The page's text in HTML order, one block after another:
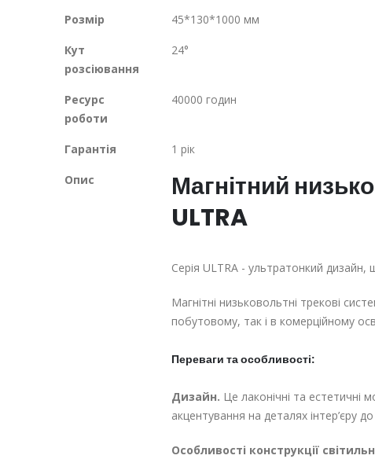
Розмір 45*130*1000 мм
Кут
розсіювання
24°
Ресурс
роботи
40000 годин
Гарантія 1 рік
Опис
Магнітний
ULTRA
Серія ULTRA - ультратонкий дизайн,
Магнітні низьковольтні трекові
побутовому, так і в комерційному
Переваги та особливості:
Дизайн. Це лаконічні та естетичні
акцентування на деталях інтер’єру
Особливості конструкції